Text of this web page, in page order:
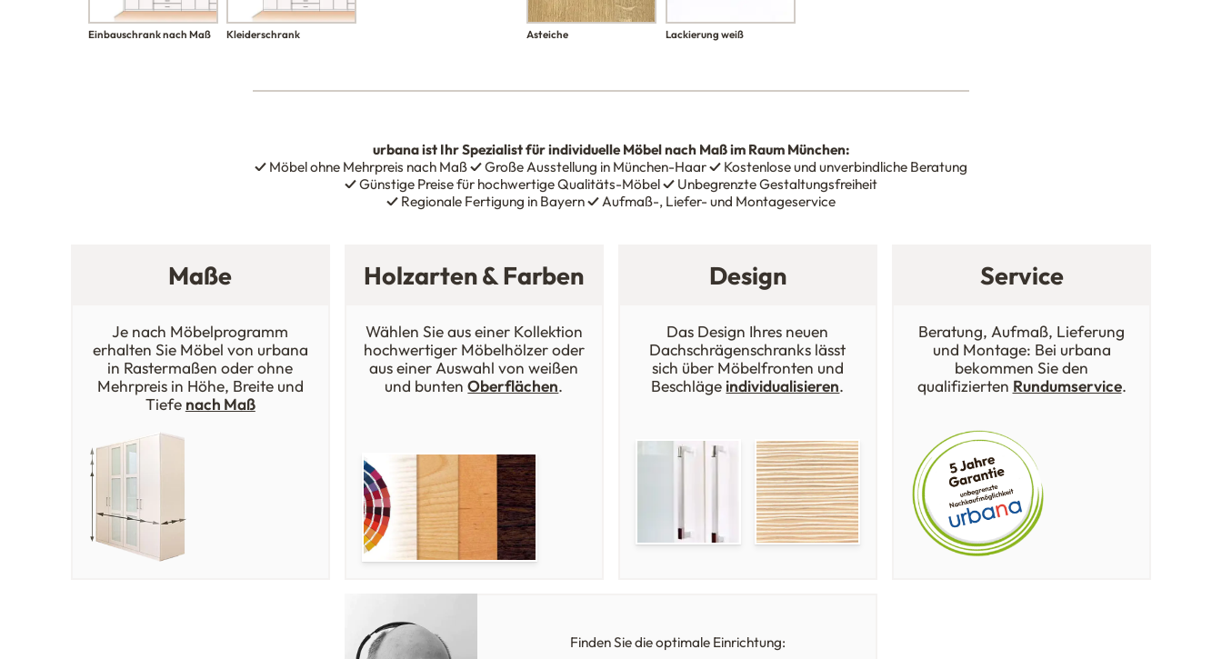
Einbauschrank nach Maß Kleiderschrank Asteiche Lackierung weiß
urbanaist Ihr Spezialist für individuelle Möbel nach Maß im Raum München:
✓Möbel ohne Mehrpreis nach Maß✓Große Ausstellung in München-Haar✓Kostenlose und unverbindliche Beratung
✓Günstige Preise für hochwertige Qualitäts-Möbel✓Unbegrenzte Gestaltungsfreiheit
✓Regionale Fertigung in Bayern✓Aufmaß-, Liefer- und Montageservice
Maße
Je nach Möbelprogramm
erhalten Sie Möbel von urbana
in Rastermaßen oder ohne
Mehrpreis in Höhe, Breite und
Tiefe nach Maß
Holzarten & Farben
Wählen Sie aus einer Kollektion
hochwertiger Möbelhölzer oder
aus einer Auswahl von weißen
und buntenOberflächen.
Design
Das Design Ihres neuen
Dachschrägenschranks lässt
sich über Möbelfronten und
Beschläge individualisieren.
Service
Beratung, Aufmaß, Lieferung
und Montage: Bei urbana
bekommen Sie den
qualifizierten Rundumservice.
Finden Sie die optimale Einrichtung: